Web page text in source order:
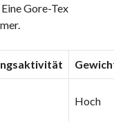
Gore-Tex
Hoch